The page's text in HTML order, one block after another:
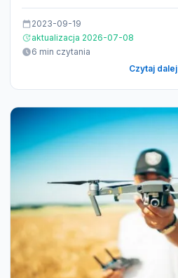
2023-09-19
aktualizacja 2026-07-08
6 min czytania
Czytaj dalej